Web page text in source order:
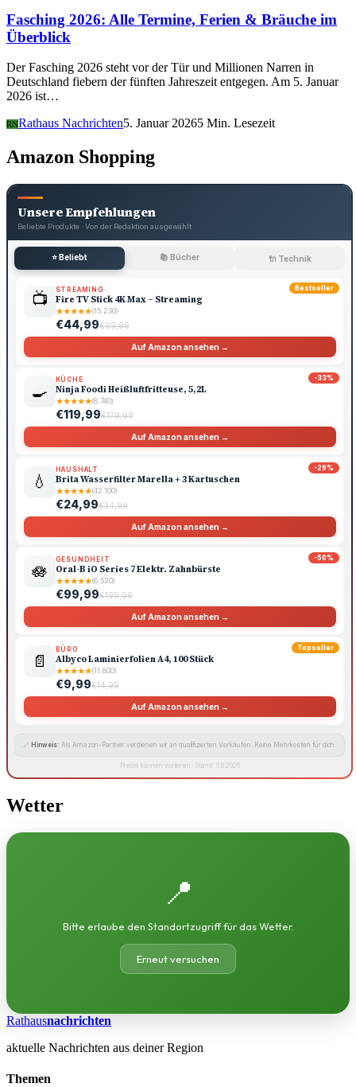
Fasching 2026: Alle Termine, Ferien & Bräuche im
Überblick
Der Fasching 2026 steht vor der Tür und Millionen Narren in
Deutschland fiebern der fünften Jahreszeit entgegen. Am 5. Januar
2026 ist…
RNRathaus Nachrichten5. Januar 20265 Min. Lesezeit
Amazon Shopping
Unsere Empfehlungen
Beliebte Produkte · Von der Redaktion ausgewählt
⭐ Beliebt 📚 Bücher 🔌 Technik
Bestseller
📺 STREAMING
Fire TV Stick 4K Max – Streaming
★★★★★(15.230)
€44,99€69,99
Auf Amazon ansehen →
-33%
🍳
KÜCHE
Ninja Foodi Heißluftfritteuse, 5,2L
★★★★★(8.740)
€119,99€179,99
Auf Amazon ansehen →
-29%
💧
HAUSHALT
Brita Wasserfilter Marella + 3 Kartuschen
★★★★★(42.100)
€24,99€34,99
Auf Amazon ansehen →
-50%
🪷
GESUNDHEIT
Oral-B iO Series 7 Elektr. Zahnbürste
★★★★★(6.520)
€99,99€199,99
Auf Amazon ansehen →
Topseller
📄
BÜRO
Albyco Laminierfolien A4, 100 Stück
★★★★★(11.800)
€9,99€14,99
Auf Amazon ansehen →
🔗 Hinweis: Als Amazon-Partner verdienen wir an qualifizierten Verkäufen. Keine Mehrkosten für dich.
Preise können variieren · Stand: 6.8.2026
Wetter
📍
Bitte erlaube den Standortzugriff für das Wetter.
Erneut versuchen
Rathausnachrichten
aktuelle Nachrichten aus deiner Region
Themen